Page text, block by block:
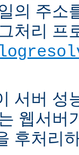
의 주소
처리 프
서버 성
웹서버
후처리